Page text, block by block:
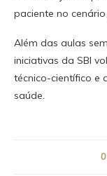
paciente no
Além das aulas
iniciativas da SBI
técnico-científico e
saúde.
0